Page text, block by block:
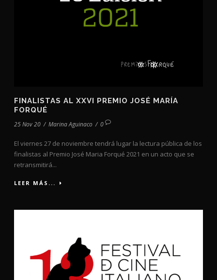
FINALISTAS AL XXVI PREMIO JOSÉ MARÍA
FORQUÉ
25 Nov 20 / Marina Aguinaco / 0
El viernes 27 de noviembre tendrá lugar la lectura pública de los
finalistas al Premio José Maria Forqué 2021 en un acto que se
retransmitirá...
LEER MÁS...